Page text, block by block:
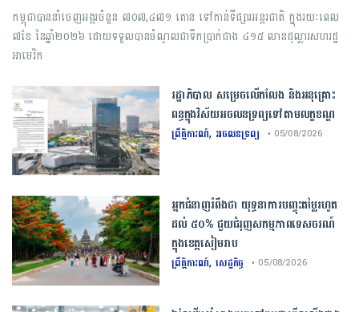
កម្ពុជា​បាន​នាំចេញ​អង្ករ​ចំនួន​ ​៧០៧,៤៧១​ ​តោន ​ទៅកាន់​ទីផ្សារ​អន្តរជាតិ​ ​ក្នុង​រយៈពេល​ ​
៧​ខែ ​នៃ​ឆ្នាំ​២០២៦​ ​ដោយ​ទទួលបាន​ចំណូល​ជា​ទឹកប្រាក់​ជាង​ ​៤១៥​ ​លាន​ដុល្លារ​សហរដ្ឋ​
អាមេរិក
រដ្ឋាភិបាល សម្រេច​លើកលែង និងអនុគ្រោះ
ពន្ធក្នុងវិស័យអចលនទ្រព្យ​ទៅតាមលក្ខខណ្ឌ
ព្រឹត្តិការណ៍, អចលនទ្រព្យ • 05/08/2026
អ្នកជំនាញ​រំពឹង​ថា​ ​យុទ្ធនាការ​បញ្ចុះ​តម្លៃ​រហូត
ដល់​ ​៥០​% ​ជួយ​ជំរុញ​សកម្មភាព​ទេសចរណ៍​
ក្នុង​ខេត្ត​សៀមរាប​
ព្រឹត្តិការណ៍, សេដ្ឋកិច្ច • 05/08/2026